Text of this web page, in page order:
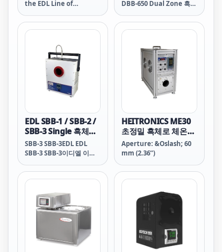
the EDL Line of
boasts a super large 6"
target
DBB-650 Dual Zone 흑체
DBB-350 & DBB-650
Dual Black Body
DBB-350 Low Range:
-20° to 135° C High
Range: 20° to 350° C
DBB-650 Low Range:
-20° to 135° C High
Range: 20° to 650° C
DBB-650 DBB-650 EDL
EDL DBB-650 DBB-650 이
디엘 이디엘 DBB-650
DBB-350 DB
EDL SBB-1 / SBB-2 /
SBB-3 Single 흑체로
(-30℃..+110/350/650
℃)
SBB-3 SBB-3EDL EDL
SBB-3 SBB-3이디엘 이디
EDL EDL SBB-2 SBB-2이
디엘 이디엘SBB-2 SBB-1
SBB-1이디엘 이디엘 SBB-
1 SBB 3 SBB 3EDL EDL
SBB 3 SBB 3이디엘 이디
엘 SBB 3 SBB 2 SBB 2
EDL EDL SBB 2 SBB 2이디
엘 이디엘SBB 2 SBB 1
HEITRONICS ME30
초정밀 흑체로 체온계
교정 등
(-20/50/-350℃)
Aperture: &Oslash; 60
mm (2.36“)